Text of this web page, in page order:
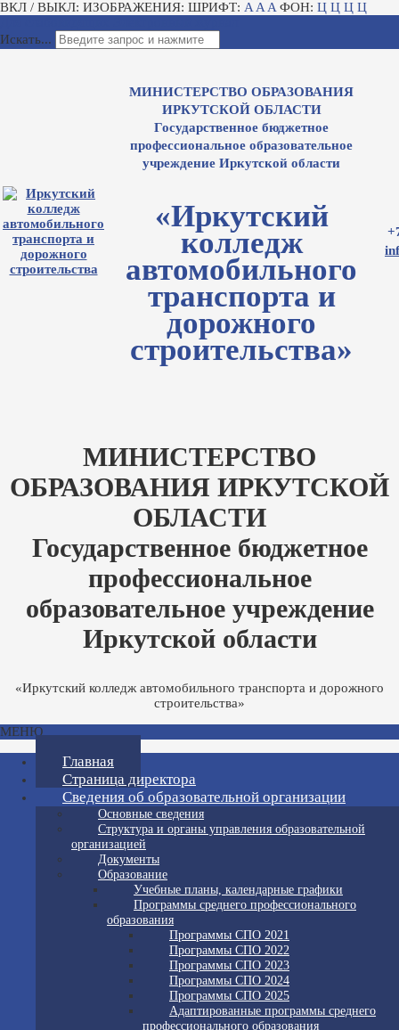
ВКЛ / ВЫКЛ: ИЗОБРАЖЕНИЯ: ШРИФТ: A A A ФОН: Ц Ц Ц Ц
Искать...
МИНИСТЕРСТВО ОБРАЗОВАНИЯ
ИРКУТСКОЙ ОБЛАСТИ
Государственное бюджетное
профессиональное образовательное
учреждение Иркутской области
«Иркутский
колледж
автомобильного
транспорта и
дорожного
строительства»
МИНИСТЕРСТВО
ОБРАЗОВАНИЯ ИРКУТСКОЙ
ОБЛАСТИ
Государственное бюджетное
профессиональное
образовательное учреждение
Иркутской области
«Иркутский колледж автомобильного транспорта и дорожного
строительства»
МЕНЮ
Главная
Страница директора
Сведения об образовательной организации
Основные сведения
Структура и органы управления образовательной
организацией
Документы
Образование
Учебные планы, календарные графики
Программы среднего профессионального
образования
Программы СПО 2021
Программы СПО 2022
Программы СПО 2023
Программы СПО 2024
Программы СПО 2025
Адаптированные программы среднего
профессионального образования